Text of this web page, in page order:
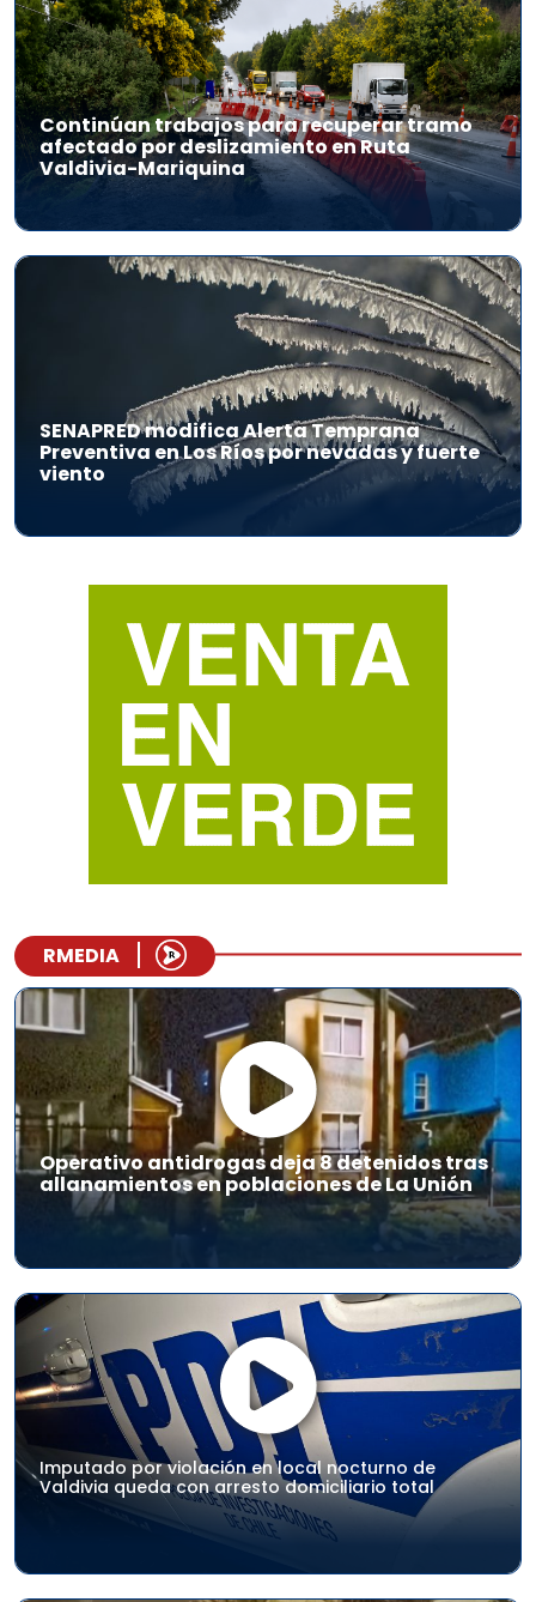
Continúan trabajos para recuperar tramo
afectado por deslizamiento en Ruta
Valdivia-Mariquina
SENAPRED modifica Alerta Temprana
Preventiva en Los Ríos por nevadas y fuerte
viento
RMEDIA
Operativo antidrogas deja 8 detenidos tras
allanamientos en poblaciones de La Unión
Imputado por violación en local nocturno de
Valdivia queda con arresto domiciliario total